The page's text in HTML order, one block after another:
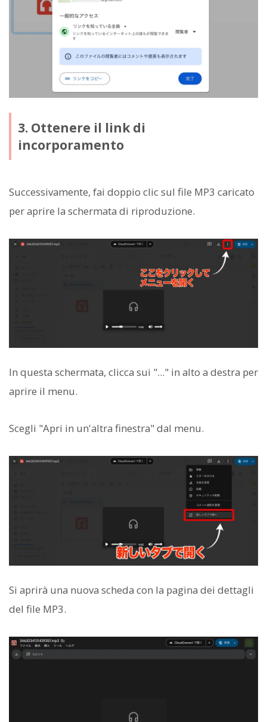
3. Ottenere il link di
incorporamento
Successivamente, fai doppio clic sul file MP3 caricato
per aprire la schermata di riproduzione.
In questa schermata, clicca sui "..." in alto a destra per
aprire il menu.
Scegli "Apri in un'altra finestra" dal menu.
Si aprirà una nuova scheda con la pagina dei dettagli
del file MP3.